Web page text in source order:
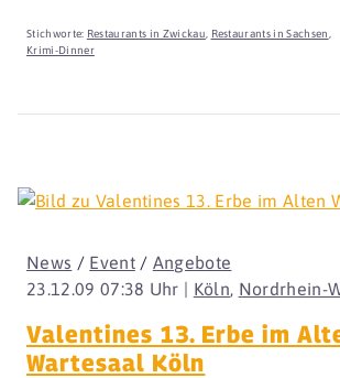
Stichworte: Restaurants in Zwickau, Restaurants in Sachsen,
Krimi-Dinner
23.12.09 07:38 Uhr | Köln, Nordrhein-
News / Event/ Angebote
Valentines 13. Erbe im
Wartesaal Köln